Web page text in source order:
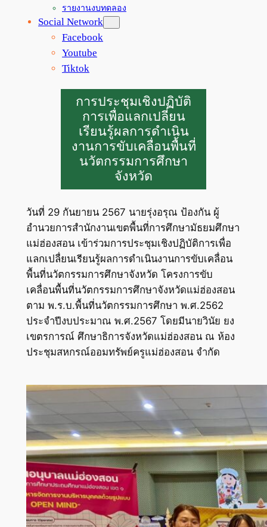
รายงานงบทดลอง
Social Network
Facebook
Youtube
Tiktok
การประชุมเชิงปฏิบัติ
การเพื่อแลกเปลี่ยน
เรียนรู้ผลการดำเนิน
งานการขับเคลื่อนพื้นที่
นวัตกรรมการศึกษา
จังหวัด
วันที่ 29 กันยายน 2567 นายรุ่งอรุณ ป้องกัน ผู้
อำนวยการสำนักงานเขตพื้นที่การศึกษามัธยมศึกษา
แม่ฮ่องสอน เข้าร่วมการประชุมเชิงปฏิบัติการเพื่อ
แลกเปลื่ยนเรียนรู้ผลการดำเนินงานการขับเคลื่อน
พื้นที่นวัตกรรมการศึกษาจังหวัด โครงการขับ
เคลื่อนพื้นที่นวัตกรรมการศึกษาจังหวัดแม่ฮ่องสอน
ตาม พ.ร.บ.พื้นที่นวัตกรรมการศึกษา พ.ศ.2562
ประจำปีงบประมาณ พ.ศ.2567 โดยมีนายวินัย ยง
เขตรการณ์ ศึกษาธิการจังหวัดแม่ฮ่องสอน ณ ห้อง
ประชุมสหกรณ์ออมทรัพย์ครูแม่ฮ่องสอน จำกัด